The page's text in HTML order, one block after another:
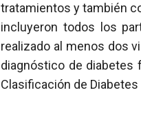
tratamientos y también
incluyeron todos los
realizado al menos dos
diagnóstico de diabetes
Clasificación de